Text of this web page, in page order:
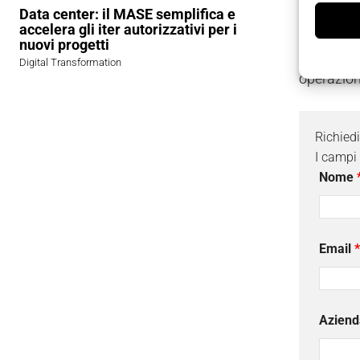
Data center: il MASE semplifica e
accelera gli iter autorizzativi per i
nuovi progetti
Digital Transformation
lavoro
mostra
I
Nome
Email *